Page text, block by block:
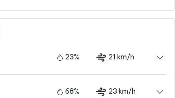
23% 21 km/h
68% 23 km/h